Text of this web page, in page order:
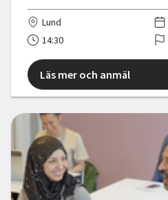
Lund
14:30
Läs mer och anmäl